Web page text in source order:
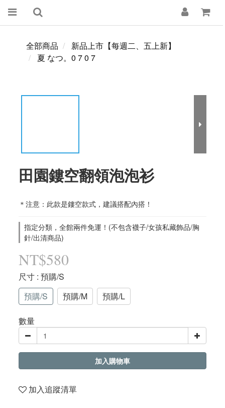
全部商品
新品上市【每週二、五上新】
夏 なつ。0 7 0 7
田園鏤空翻領泡泡衫
＊注意：此款是鏤空款式，建議搭配內搭！
指定分類，全館兩件免運！(不包含襪子/女孩私藏飾品/胸
針/出清商品)
NT$580
尺寸 : 預購/S
預購/S
預購/M 預購/L
數量
加入購物車
加入追蹤清單